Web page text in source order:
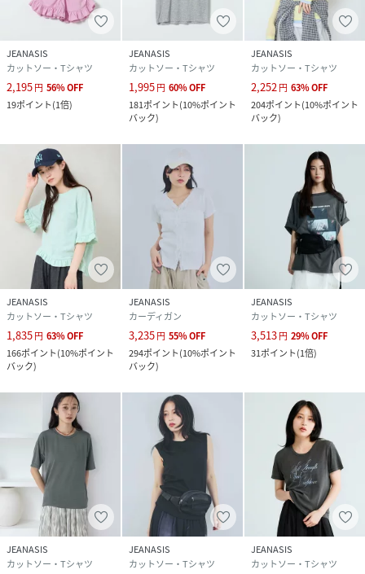
JEANASIS
カットソー・Tシャツ
2,195円 56%OFF
19ポイント(1倍)
JEANASIS
カットソー・Tシャツ
1,995円 60%OFF
181ポイント(10%ポイント
バック)
JEANASIS
カットソー・Tシャツ
2,252円 63%OFF
204ポイント(10%ポイント
バック)
JEANASIS
カットソー・Tシャツ
1,835円 63%OFF
166ポイント(10%ポイント
バック)
JEANASIS
カーディガン
3,235円 55%OFF
294ポイント(10%ポイント
バック)
JEANASIS
カットソー・Tシャツ
3,513円 29%OFF
31ポイント(1倍)
JEANASIS
カットソー・Tシャツ
JEANASIS
カットソー・Tシャツ
JEANASIS
カットソー・Tシャツ